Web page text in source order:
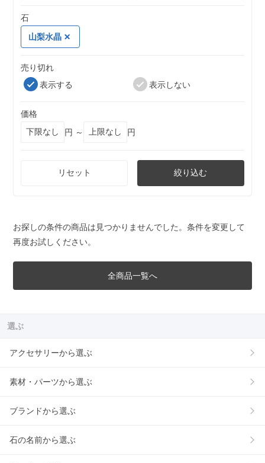
石
山梨水晶
売り切れ
表示する
表示しない
価格
円 ～
円
リセット 絞り込む
お探しの条件の商品は見つかりませんでした。条件を変更して
再度お試しください。
全商品一覧へ
選ぶ
アクセサリーから選ぶ
素材・パーツから選ぶ
ブランドから選ぶ
石の名前から選ぶ